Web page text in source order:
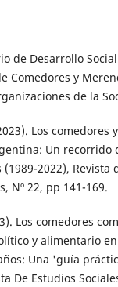
de Desarrollo
Comedores y
de la
Los comedores
Un recorrido
2022), Revista
Nº 22, pp 141-169.
Los comedores
y alimentario
Una 'guía
De Estudios